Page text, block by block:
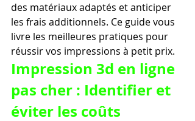
des matériaux adaptés et anticiper
les frais additionnels. Ce guide vous
livre les meilleures pratiques pour
réussir vos impressions à petit prix.
Impression 3d en ligne
pas cher : Identifier et
éviter les coûts